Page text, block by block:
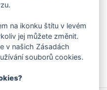
či mailu upozornění na
a sportovní akce?
aplikaci
na ikonku štítu v levém
jej můžete změnit.
v našich Zásadách
souborů cookies.